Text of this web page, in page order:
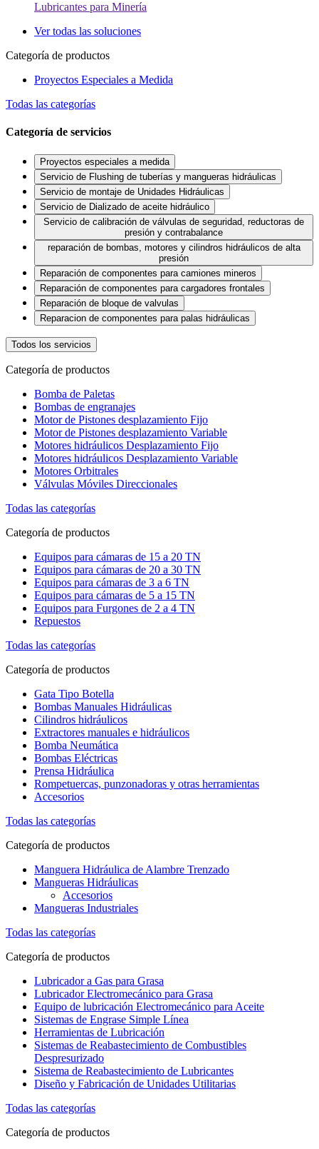
Lubricantes para Minería
Ver todas las soluciones
Categoría de productos
Proyectos Especiales a Medida
Todas las categorías
Categoría de servicios
Proyectos especiales a medida
Servicio de Flushing de tuberías y mangueras hidráulicas
Servicio de montaje de Unidades Hidráulicas
Servicio de Dializado de aceite hidráulico
Servicio de calibración de válvulas de seguridad, reductoras de
presión y contrabalance
reparación de bombas, motores y cilindros hidráulicos de alta
presión
Reparación de componentes para camiones mineros
Reparación de componentes para cargadores frontales
Reparación de bloque de valvulas
Reparacion de componentes para palas hidráulicas
Todos los servicios
Categoría de productos
Bomba de Paletas
Bombas de engranajes
Motor de Pistones desplazamiento Fijo
Motor de Pistones desplazamiento Variable
Motores hidráulicos Desplazamiento Fijo
Motores hidráulicos Desplazamiento Variable
Motores Orbitrales
Válvulas Móviles Direccionales
Todas las categorías
Categoría de productos
Equipos para cámaras de 15 a 20 TN
Equipos para cámaras de 20 a 30 TN
Equipos para cámaras de 3 a 6 TN
Equipos para cámaras de 5 a 15 TN
Equipos para Furgones de 2 a 4 TN
Repuestos
Todas las categorías
Categoría de productos
Gata Tipo Botella
Bombas Manuales Hidráulicas
Cilindros hidráulicos
Extractores manuales e hidráulicos
Bomba Neumática
Bombas Eléctricas
Prensa Hidráulica
Rompetuercas, punzonadoras y otras herramientas
Accesorios
Todas las categorías
Categoría de productos
Manguera Hidráulica de Alambre Trenzado
Mangueras Hidráulicas
Accesorios
Mangueras Industriales
Todas las categorías
Categoría de productos
Lubricador a Gas para Grasa
Lubricador Electromecánico para Grasa
Equipo de lubricación Electromecánico para Aceite
Sistemas de Engrase Simple Línea
Herramientas de Lubricación
Sistemas de Reabastecimiento de Combustibles
Despresurizado
Sistema de Reabastecimiento de Lubricantes
Diseño y Fabricación de Unidades Utilitarias
Todas las categorías
Categoría de productos